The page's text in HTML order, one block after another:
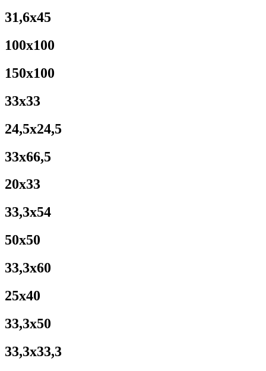
31,6x45
100x100
150x100
33x33
24,5x24,5
33x66,5
20x33
33,3x54
50x50
33,3x60
25x40
33,3x50
33,3x33,3